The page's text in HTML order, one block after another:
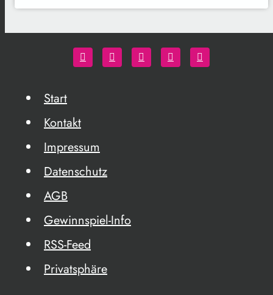
Start
Kontakt
Impressum
Datenschutz
AGB
Gewinnspiel-Info
RSS-Feed
Privatsphäre